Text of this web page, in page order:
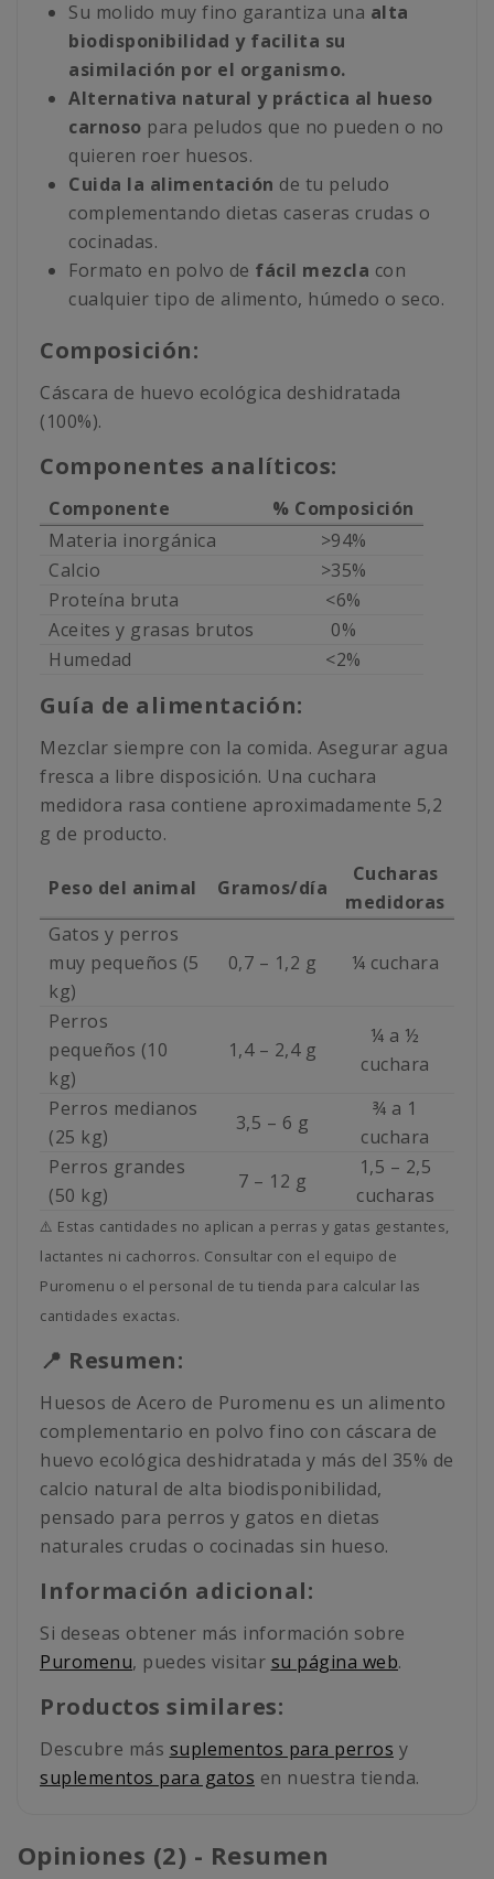
Su molido muy fino garantiza una alta
biodisponibilidad y facilita su
asimilación por el organismo.
Alternativa natural y práctica al hueso
carnoso para peludos que no pueden o no
quieren roer huesos.
Cuida la alimentación de tu peludo
complementando dietas caseras crudas o
cocinadas.
Formato en polvo de fácil mezcla con
cualquier tipo de alimento, húmedo o seco.
Composición:
Cáscara de huevo ecológica deshidratada
(100%).
Componentes analíticos:
Componente
% Composición
Materia inorgánica
>94%
Calcio
>35%
Proteína bruta
<6%
Aceites y grasas brutos
0%
Humedad
<2%
Guía de alimentación:
Mezclar siempre con la comida. Asegurar agua
fresca a libre disposición. Una cuchara
medidora rasa contiene aproximadamente 5,2
g de producto.
Peso del animal Gramos/día
Cucharas
medidoras
Gatos y perros
muy pequeños (5
kg)
0,7 – 1,2 g ¼ cuchara
Perros
pequeños (10
kg)
1,4 – 2,4 g
¼ a ½
cuchara
Perros medianos
(25 kg)
3,5 – 6 g
¾ a 1
cuchara
Perros grandes
(50 kg)
7 – 12 g
1,5 – 2,5
cucharas
⚠️ Estas cantidades no aplican a perras y gatas gestantes,
lactantes ni cachorros. Consultar con el equipo de
Puromenu o el personal de tu tienda para calcular las
cantidades exactas.
📍 Resumen:
Huesos de Acero de Puromenu es un alimento
complementario en polvo fino con cáscara de
huevo ecológica deshidratada y más del 35% de
calcio natural de alta biodisponibilidad,
pensado para perros y gatos en dietas
naturales crudas o cocinadas sin hueso.
Información adicional:
Si deseas obtener más información sobre
Puromenu, puedes visitar su página web.
Productos similares:
Descubre más suplementos para perros y
suplementos para gatos en nuestra tienda.
Opiniones (2) - Resumen